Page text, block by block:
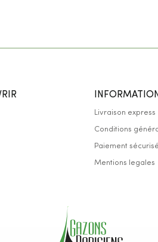
INFORMATION
Livraison express
Conditions
Paiement sécurisé
Mentions legales